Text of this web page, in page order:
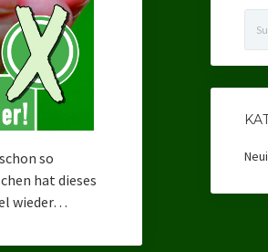
so
hat dieses
wieder…